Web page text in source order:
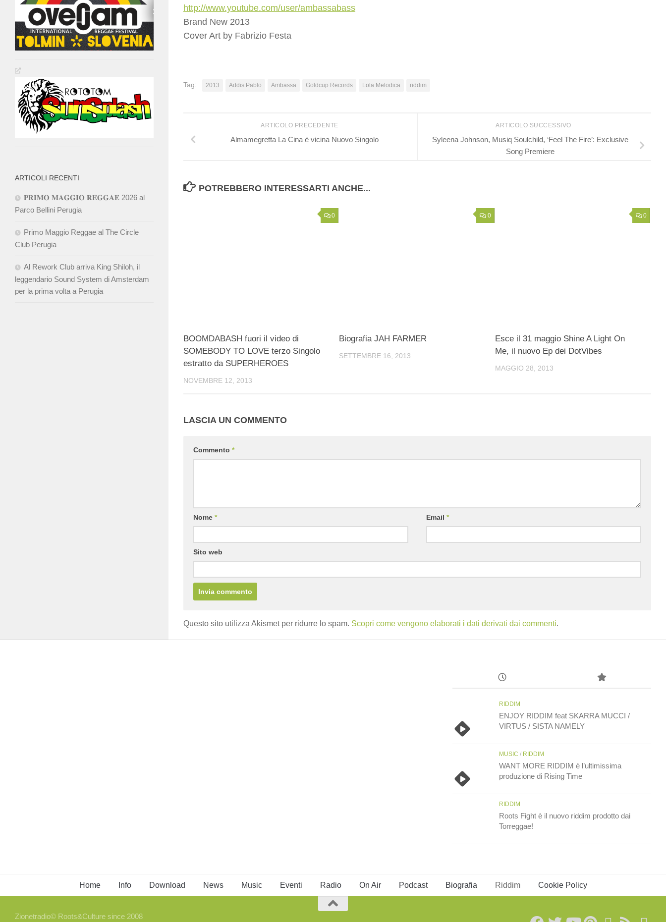
http://www.youtube.com/user/ambassabass
Brand New 2013
Cover Art by Fabrizio Festa
Tag: 2013 Addis Pablo Ambassa Goldcup Records Lola Melodica riddim
ARTICOLO SUCCESSIVO
Syleena Johnson, Musiq Soulchild, ‘Feel The Fire’: Exclusive
Song Premiere
ARTICOLO PRECEDENTE
Almamegretta La Cina è vicina Nuovo Singolo
POTREBBERO INTERESSARTI ANCHE...
0
BOOMDABASH fuori il video di
SOMEBODY TO LOVE terzo Singolo
estratto da SUPERHEROES
NOVEMBRE 12, 2013
0
Biografia JAH FARMER
SETTEMBRE 16, 2013
0
Esce il 31 maggio Shine A Light On
Me, il nuovo Ep dei DotVibes
MAGGIO 28, 2013
LASCIA UN COMMENTO
Commento *
Nome * Email*
Sito web
Questo sito utilizza Akismet per ridurre lo spam. Scopri come vengono elaborati i dati derivati dai commenti.
ARTICOLI RECENTI
𝐏𝐑𝐈𝐌𝐎 𝐌𝐀𝐆𝐆𝐈𝐎 𝐑𝐄𝐆𝐆𝐀𝐄 2026 al
Parco Bellini Perugia
Primo Maggio Reggae al The Circle
Club Perugia
Al Rework Club arriva King Shiloh, il
leggendario Sound System di Amsterdam
per la prima volta a Perugia
RIDDIM
ENJOY RIDDIM feat SKARRA MUCCI /
VIRTUS / SISTA NAMELY
MUSIC / RIDDIM
WANT MORE RIDDIM è l’ultimissima
produzione di Rising Time
RIDDIM
Roots Fight è il nuovo riddim prodotto dai
Torreggae!
Home Info Download News Music Eventi Radio On Air Podcast Biografia Riddim Cookie Policy
Zionetradio© Roots&Culture since 2008